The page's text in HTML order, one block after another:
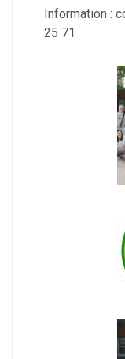
Information :
25 71